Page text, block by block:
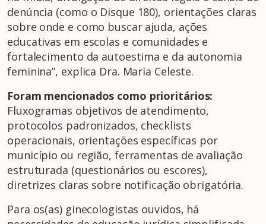
denúncia (como o Disque 180), orientações claras
sobre onde e como buscar ajuda, ações
educativas em escolas e comunidades e
fortalecimento da autoestima e da autonomia
feminina”, explica Dra. Maria Celeste.
Foram mencionados como prioritários:
Fluxogramas objetivos de atendimento,
protocolos padronizados, checklists
operacionais, orientações específicas por
município ou região, ferramentas de avaliação
estruturada (questionários ou escores),
diretrizes claras sobre notificação obrigatória.
Para os(as) ginecologistas ouvidos, há